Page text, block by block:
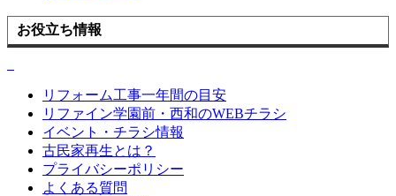
お役立ち情報
リフォーム工事一年間の目安
リファイン学園前・西和のWEBチラシ
イベント・チラシ情報
古民家再生とは？
プライバシーポリシー
よくある質問